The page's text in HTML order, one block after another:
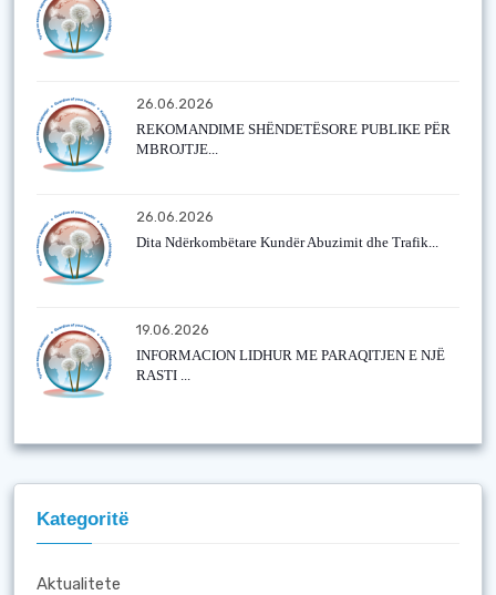
26.06.2026
REKOMANDIME SHËNDETËSORE PUBLIKE PËR
MBROJTJE...
26.06.2026
Dita Ndërkombëtare Kundër Abuzimit dhe Trafik...
19.06.2026
INFORMACION LIDHUR ME PARAQITJEN E NJË
RASTI ...
Kategoritë
Aktualitete